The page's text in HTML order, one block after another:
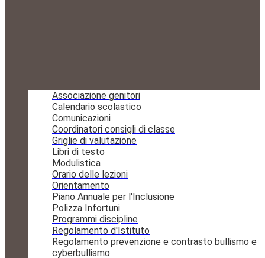
Associazione genitori
Calendario scolastico
Comunicazioni
Coordinatori consigli di classe
Griglie di valutazione
Libri di testo
Modulistica
Orario delle lezioni
Orientamento
Piano Annuale per l'Inclusione
Polizza Infortuni
Programmi discipline
Regolamento d'Istituto
Regolamento prevenzione e contrasto bullismo e
cyberbullismo